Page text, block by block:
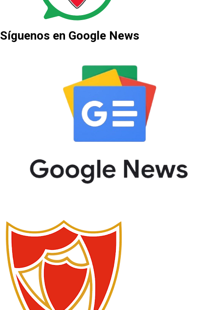
Síguenos en Google News